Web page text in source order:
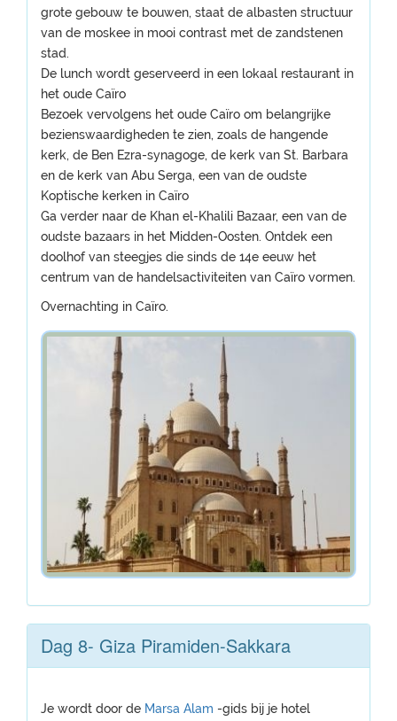
grote gebouw te bouwen, staat de albasten structuur
van de moskee in mooi contrast met de zandstenen
stad.
De lunch wordt geserveerd in een lokaal restaurant in
het oude Caïro
Bezoek vervolgens het oude Caïro om belangrijke
bezienswaardigheden te zien, zoals de hangende
kerk, de Ben Ezra-synagoge, de kerk van St. Barbara
en de kerk van Abu Serga, een van de oudste
Koptische kerken in Caïro
Ga verder naar de Khan el-Khalili Bazaar, een van de
oudste bazaars in het Midden-Oosten. Ontdek een
doolhof van steegjes die sinds de 14e eeuw het
centrum van de handelsactiviteiten van Caïro vormen.
Overnachting in Caïro.
Dag 8- Giza Piramiden-Sakkara
Je wordt door de Marsa Alam -gids bij je hotel